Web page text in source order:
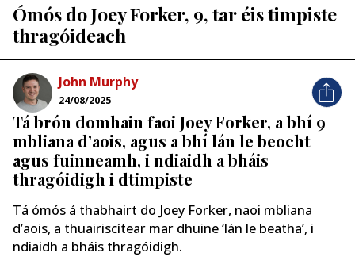
Ómós do Joey Forker, 9, tar éis timpiste
thragóideach
John Murphy
24/08/2025
Tá brón domhain faoi Joey Forker, a bhí 9
mbliana d’aois, agus a bhí lán le beocht
agus fuinneamh, i ndiaidh a bháis
thragóidigh i dtimpiste
Tá ómós á thabhairt do Joey Forker, naoi mbliana
d’aois, a thuairiscítear mar dhuine ‘lán le beatha’, i
ndiaidh a bháis thragóidigh.